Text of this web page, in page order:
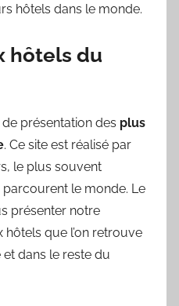
hôtels dans le monde.
hôtels du
présentation des plus
. Ce site est réalisé par
le plus souvent
parcourent le monde. Le
présenter notre
que l’on retrouve
dans le reste du